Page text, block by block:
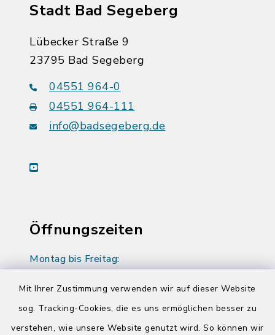
Mit Ihrer Zustimmung verwenden wir auf dieser Website
sog. Tracking-Cookies, die es uns ermöglichen besser zu
verstehen, wie unsere Website genutzt wird. So können wir
Stadt Bad Segeberg
Lübecker Straße 9
23795 Bad Segeberg
04551 964-0
04551 964-111
info@badsegeberg.de
youtube
Öffnungszeiten
Montag bis Freitag:
Donnerstag zusätzlich:
14:00-17:00 Uhr